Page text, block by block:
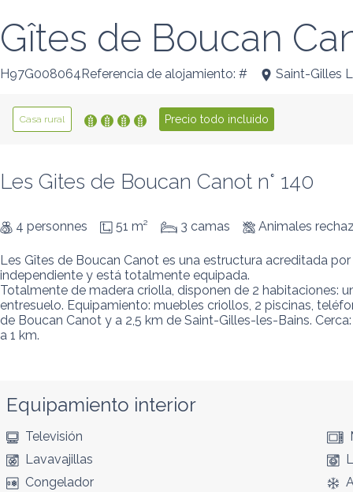
Gîtes de Boucan
H97G008064Referencia de alojamiento: # Saint-Gilles
Casa rural Precio todo incluido
Les Gites de Boucan Canot n° 140
4 personnes 51 m² 3 camas Animales
Les Gîtes de Boucan Canot es una estructura acreditada
independiente y está totalmente equipada.
Totalmente de madera criolla, disponen de 2 habitaciones:
entresuelo. Equipamiento: muebles criollos, 2 piscinas,
de Boucan Canot y a 2,5 km de Saint-Gilles-les-Bains.
a 1 km.
Equipamiento interior
Televisión
Lavavajillas
Congelador